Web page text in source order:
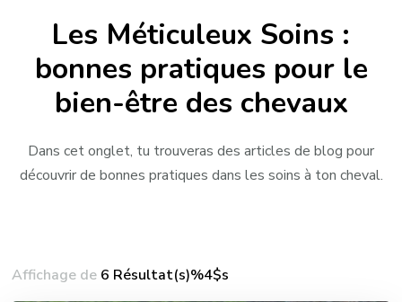
Les Méticuleux Soins :
bonnes pratiques pour le
bien-être des chevaux
Dans cet onglet, tu trouveras des articles de blog pour
découvrir de bonnes pratiques dans les soins à ton cheval.
Affichage de 6 Résultat(s)%4$s